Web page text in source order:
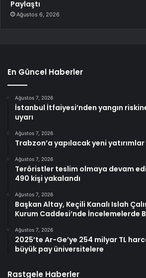
Paylaştı
Ağustos 6, 2026
En Güncel Haberler
Ağustos 7, 2026
İstanbul İtfaiyesi’nden yangın
uyarı
Ağustos 7, 2026
Trabzon’a yapılacak yeni yatırımlar
Ağustos 7, 2026
Teröristler teslim olmaya devam
490 kişi yakalandı
Ağustos 7, 2026
Başkan Altay, Keçili Kanalı Islah
Kurum Caddesi’nde İncelemelerde
Ağustos 7, 2026
2025’te Ar-Ge’ye 254 milyar TL
büyük pay üniversitelere
Rastgele Haberler